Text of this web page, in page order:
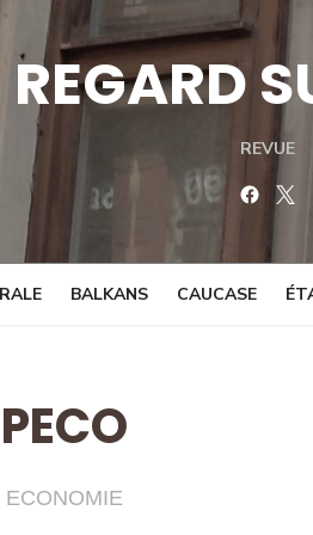
REGARD
REVUE
BALKANS CAUCASE
PECO
ECONOMIE